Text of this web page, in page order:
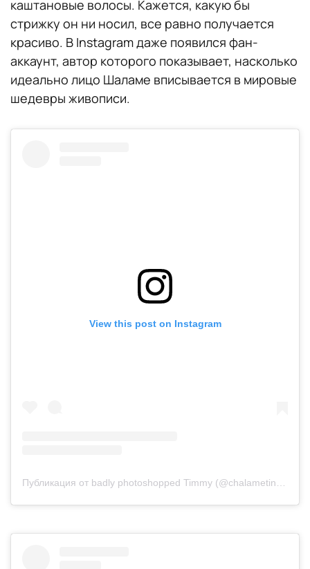
​​Hot Summer Nights («Жаркие летние
ночи») Элайджа Байнум 2017 г.
Lady Bird («Леди Берд») Грета Гервиг 2017
г.
Little Women («Маленькие женщины»)
каштановые волосы. Кажется, какую бы
стрижку он ни носил, все равно получается
красиво. В Instagram даже появился фан-
аккаунт, автор которого показывает, насколько
идеально лицо Шаламе вписывается в мировые
шедевры живописи.
View this post on Instagram